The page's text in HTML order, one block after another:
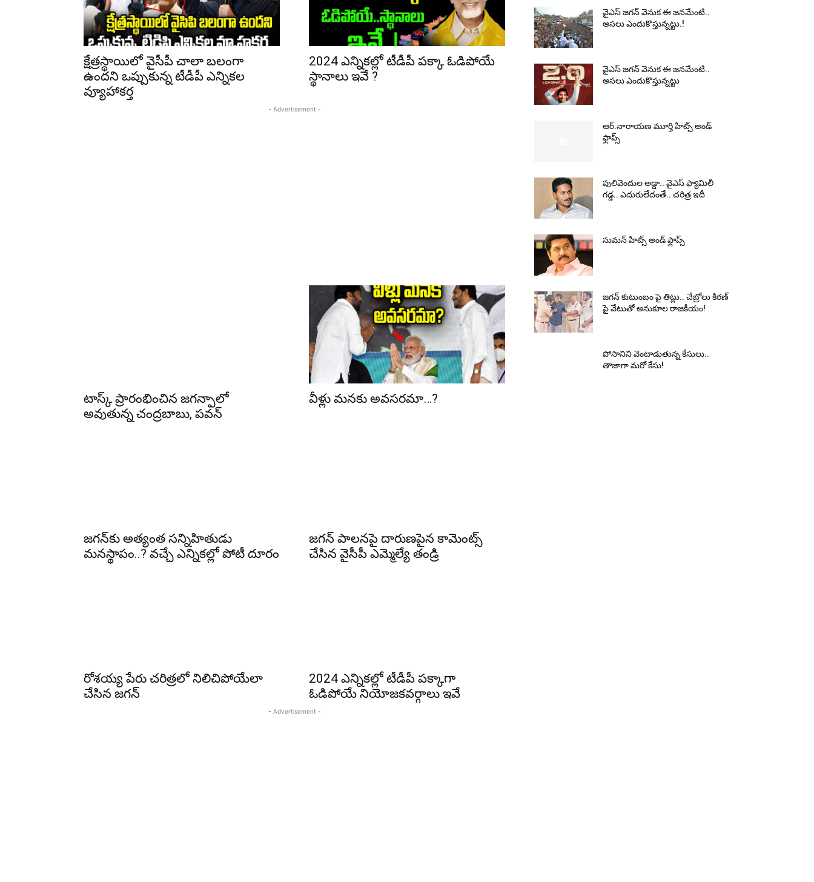
క్షేత్రస్థాయిలో వైసీపీ చాలా బలంగా
ఉందని ఒప్పుకున్న టీడీపీ ఎన్నికల
వ్యూహాకర్త
2024 ఎన్నికల్లో టీడీపీ పక్కా ఓడిపోయే
స్థానాలు ఇవే ?
- Advertisement -
టాస్క్ ప్రారంభించిన జగన్ఫాలో
అవుతున్న చంద్రబాబు, పవన్
వీళ్లు మనకు అవసరమా…?
జగన్‌కు అత్యంత సన్నిహితుడు
మనస్థాపం..? వచ్చే ఎన్నికల్లో పోటీ దూరం
జగన్ పాలనపై దారుణపైన కామెంట్స్
చేసిన వైసీపీ ఎమ్మెల్యే తండ్రి
రోశయ్య పేరు చరిత్రలో నిలిచిపోయేలా
చేసిన జగన్
2024 ఎన్నికల్లో టీడీపీ పక్కాగా
ఓడిపోయే నియోజకవర్గాలు ఇవే
- Advertisement -
వైఎస్‌ జగన్‌ వెనుక ఈ జనమేంటి..
అసలు ఎందుకొస్తున్నట్టు.!
వైఎస్‌ జగన్‌ వెనుక ఈ జనమేంటి..
అసలు ఎందుకొస్తున్నట్టు
ఆర్‌.నారాయ‌ణ మూర్తి హిట్స్ అండ్
ఫ్లాప్స్‌
పులివెందుల అడ్డా.. వైఎస్ ఫ్యామిలీ
గడ్డ.. ఎదురులేదంతే.. చరిత్ర ఇదీ
సుమ‌న్ హిట్స్ అండ్ ఫ్లాప్స్‌
జగన్ కుటుంబం పై తిట్లు.. చేబ్రోలు కిరణ్
పై వేటుతో అనుకూల రాజకీయం!
పోసానిని వెంటాడుతున్న కేసులు..
తాజాగా మరో కేసు!